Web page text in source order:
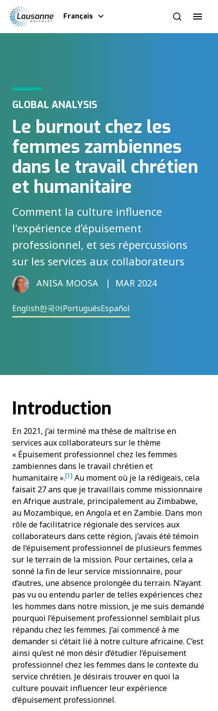
Français
GLOBAL ANALYSIS
Le burnout chez les
femmes zambiennes
dans le travail chrétien
et humanitaire
Comment la culture influence
l'expérience d’épuisement
professionnel, et ses répercussions
sur les services aux collaborateurs
ANISA MOOSA MAR 2024
English한국어PortuguêsEspañol
Introduction
En 2021, j’ai terminé ma thèse de maîtrise en
services aux collaborateurs sur le thème
« Épuisement professionnel chez les femmes
zambiennes dans le travail chrétien et
humanitaire ».[1] Au moment où je la rédigeais, cela
faisait 27 ans que je travaillais comme missionnaire
en Afrique australe, principalement au Zimbabwe,
au Mozambique, en Angola et en Zambie. Dans mon
rôle de facilitatrice régionale des services aux
collaborateurs dans cette région, j’avais été témoin
de l’épuisement professionnel de plusieurs femmes
sur le terrain de la mission. Pour certaines, cela a
sonné la fin de leur service missionnaire, pour
d’autres, une absence prolongée du terrain. N’ayant
pas vu ou entendu parler de telles expériences chez
les hommes dans notre mission, je me suis demandé
pourquoi l’épuisement professionnel semblait plus
répandu chez les femmes. J’ai commencé à me
demander si c’était lié à notre culture africaine. C’est
ainsi qu’est né mon désir d’étudier l’épuisement
professionnel chez les femmes dans le contexte du
service chrétien. Je désirais trouver en quoi la
culture pouvait influencer leur expérience
d’épuisement professionnel.